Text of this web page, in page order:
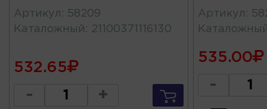
Артикул : 58209
Каталожный : 21100371116130
532.65
- +
Артикул :
535.00
-